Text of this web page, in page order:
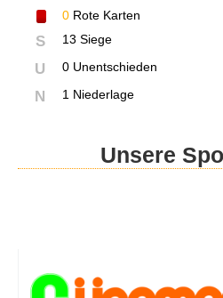
0 Rote Karten
S 13 Siege
U 0 Unentschieden
N 1 Niederlage
Unsere